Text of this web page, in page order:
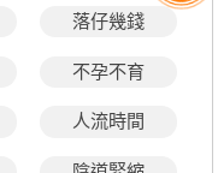
落仔幾錢
不孕不育
人流時間